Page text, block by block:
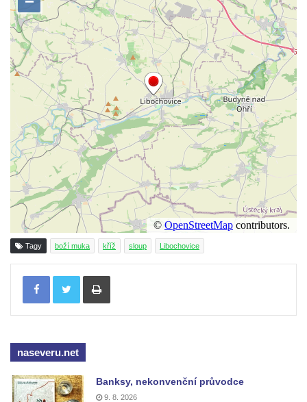
Kříž na Kostelní stezce v Mikulášovicích
Maazův kříž na Kostelní stezce v
Mikulášovicích
Boží muka na Kostelní stezce v
Mikulášovicích
Franzeho kříž u domu čp. 356 v
Mikulášovicích
Hammerberský kříž na křižovatce mezi
domy čp. 739 a 758 v Mikulášovicích
Kříž Johannese Herlta poblíž domu čp. 428
v Mikulášovicích
Drascheho kříž na zahradě domu čp. 915 v
Mikulášovicích
Hillův kříž u domu čp. 436 v Mikulášovicích
v Mikulášovicích
Růžové
Centrální kříž na starém hřbitově ve
Vilémově
Tagy boží muka kříž sloup Libochovice
Tisknout
naseveru.net
Banksy, nekonvenční průvodce
9. 8. 2026